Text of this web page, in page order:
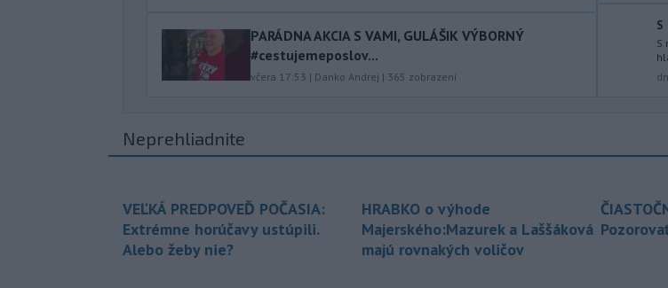
Pri
japonskom
pri príležitosti 81.
07:52
Americký
PARÁDNA AKCIA S VAMI, GULÁŠIK VÝBORNÝ
#cestujemeposlov...
včera 17:53 | Danko Andrej | 365 zobrazení
S
Neprehliadnite
VEĽKÁ PREDPOVEĎ POČASIA:
Extrémne horúčavy ustúpili.
Alebo žeby nie?
HRABKO o výhode
Majerského:Mazurek a Laššáková
majú rovnakých voličov